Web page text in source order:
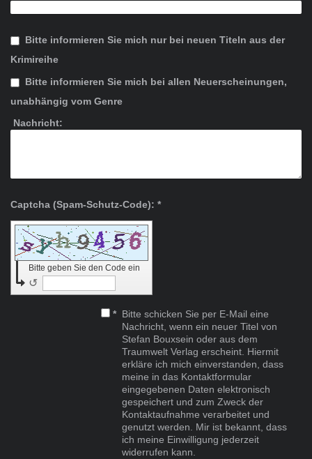
Bitte informieren Sie mich nur bei neuen Titeln aus der
Krimireihe
Bitte informieren Sie mich bei allen Neuerscheinungen,
unabhängig vom Genre
Nachricht:
Captcha (Spam-Schutz-Code): *
Bitte geben Sie den Code ein
↺
* Bitte schicken Sie per E-Mail eine
Nachricht, wenn ein neuer Titel von
Stefan Bouxsein oder aus dem
Traumwelt Verlag erscheint. Hiermit
erkläre ich mich einverstanden, dass
meine in das Kontaktformular
eingegebenen Daten elektronisch
gespeichert und zum Zweck der
Kontaktaufnahme verarbeitet und
genutzt werden. Mir ist bekannt, dass
ich meine Einwilligung jederzeit
widerrufen kann.